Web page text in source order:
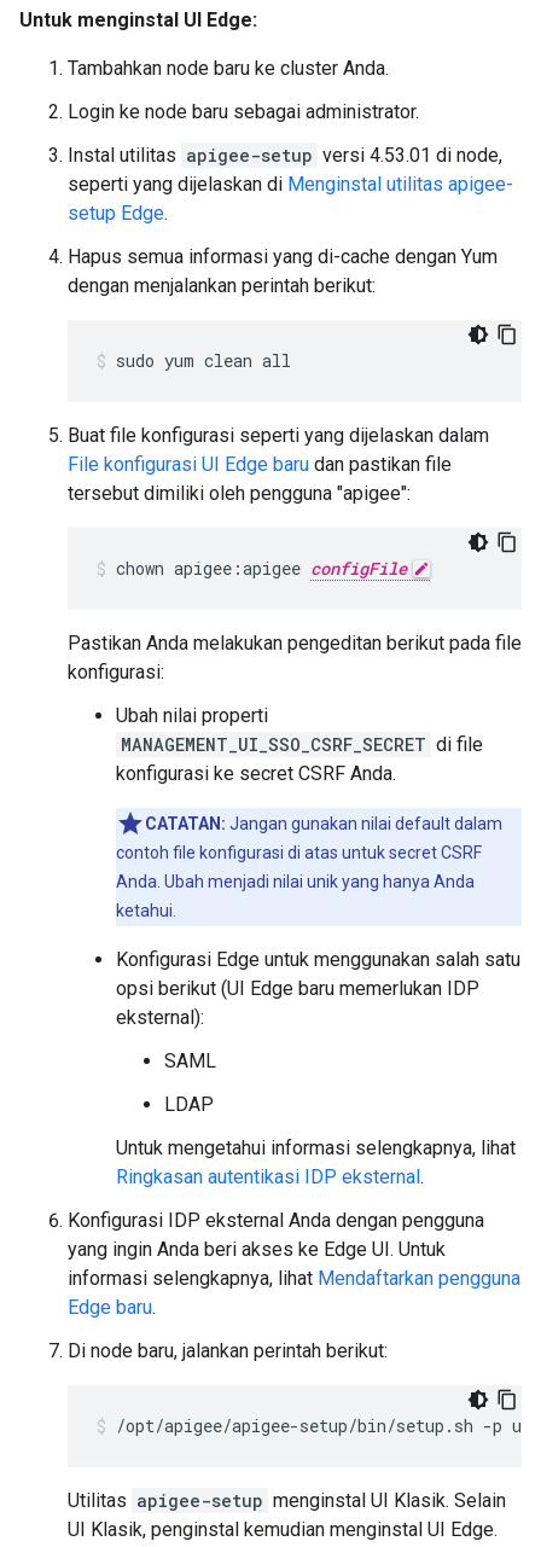
Untuk menginstal UI Edge:
Tambahkan node baru ke cluster Anda.
Login ke node baru sebagai administrator.
Instal utilitas apigee-setup versi 4.53.01 di node,
seperti yang dijelaskan di Menginstal utilitas apigee-
setup Edge.
Hapus semua informasi yang di-cache dengan Yum
dengan menjalankan perintah berikut:
sudo yum clean all
Buat file konfigurasi seperti yang dijelaskan dalam
File konfigurasi UI Edge baru dan pastikan file
tersebut dimiliki oleh pengguna "apigee":
chown apigee:apigee configFile
Pastikan Anda melakukan pengeditan berikut pada file
konfigurasi:
Ubah nilai properti
MANAGEMENT_UI_SSO_CSRF_SECRET di file
konfigurasi ke secret CSRF Anda.
CATATAN: Jangan gunakan nilai default dalam
contoh file konfigurasi di atas untuk secret CSRF
Anda. Ubah menjadi nilai unik yang hanya Anda
ketahui.
Konfigurasi Edge untuk menggunakan salah satu
opsi berikut (UI Edge baru memerlukan IDP
eksternal):
SAML
LDAP
Untuk mengetahui informasi selengkapnya, lihat
Ringkasan autentikasi IDP eksternal.
Konfigurasi IDP eksternal Anda dengan pengguna
yang ingin Anda beri akses ke Edge UI. Untuk
informasi selengkapnya, lihat Mendaftarkan pengguna
Edge baru.
Di node baru, jalankan perintah berikut:
/opt/apigee/apigee-setup/bin/setup.sh -p
Utilitas apigee-setup menginstal UI Klasik. Selain
UI Klasik, penginstal kemudian menginstal UI Edge.